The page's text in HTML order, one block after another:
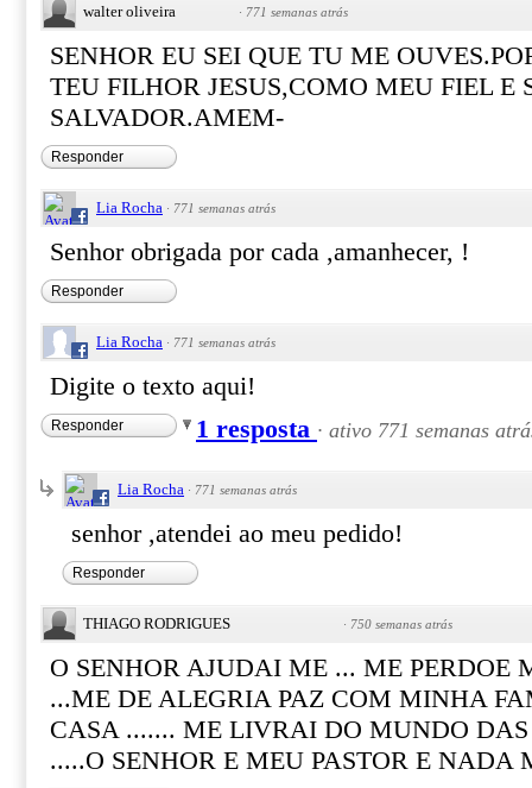
walter oliveira · 771 semanas atrás
SENHOR EU SEI QUE TU ME
TEU FILHOR JESUS,COMO MEU FIEL E
SALVADOR.AMEM-
Responder
Lia Rocha · 771 semanas atrás
Senhor obrigada por cada ,amanhecer, !
Responder
Lia Rocha · 771 semanas atrás
Digite o texto aqui!
Responder 1 resposta · ativo 771 semanas
Lia Rocha · 771 semanas atrás
senhor ,atendei ao meu pedido!
Responder
THIAGO RODRIGUES · 750 semanas atrás
O SENHOR AJUDAI ME ... ME PERDOE
...ME DE ALEGRIA PAZ COM MINHA
CASA ....... ME LIVRAI DO MUNDO
.....O SENHOR E MEU PASTOR E NADA